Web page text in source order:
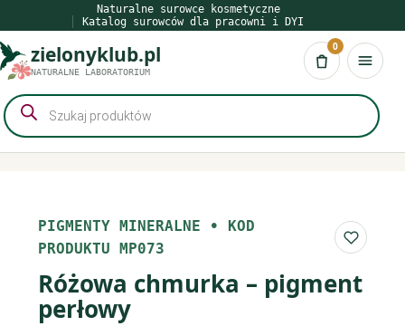
do
treści
Naturalne surowce kosmetyczne
Katalog surowców dla pracowni i DYI
zielonyklub.pl
NATURALNE LABORATORIUM Koszyk
0
Wyszukiwarka
produktów
PIGMENTY MINERALNE • KOD
PRODUKTU MP073
Do
Różowa chmurka – pigment
perłowy